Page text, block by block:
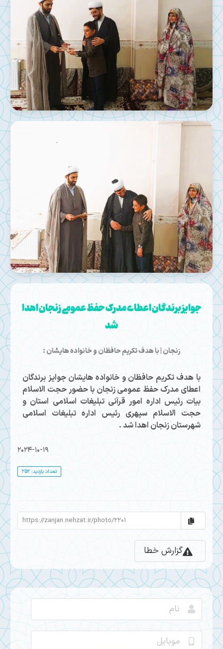
جوایز برندگان اعطای مدرک حفظ عمومی زنجان اهدا
شد
زنجان | با هدف تکریم حافظان و خانواده هایشان :
با هدف تکریم حافظان و خانواده هایشان جوایز برندگان
اعطای مدرک حفظ عمومی زنجان با حضور حجت الاسلام
بیات رئیس اداره امور قرآنی تبلیغات اسلامی استان و
حجت الاسلام سپهری رئیس اداره تبلیغات اسلامی
شهرستان زنجان اهدا شد .
2024-10-19
تعداد بازدید: 252
گزارش خطا